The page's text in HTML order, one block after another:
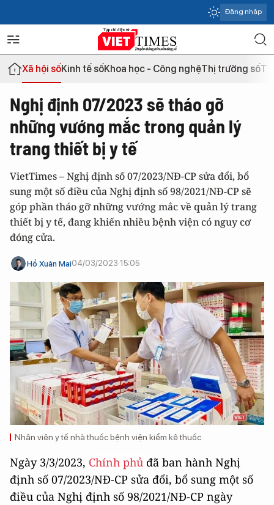
Đăng nhập
Xã hội sốKinh tế sốKhoa học - Công nghệThị trường số
Nghị định 07/2023 sẽ tháo gỡ
những vướng mắc trong quản lý
trang thiết bị y tế
VietTimes – Nghị định số 07/2023/NĐ-CP sửa đổi, bổ
sung một số điều của Nghị định số 98/2021/NĐ-CP sẽ
góp phần tháo gỡ những vướng mắc về quản lý trang
thiết bị y tế, đang khiến nhiều bệnh viện có nguy cơ
đóng cửa.
Hồ Xuân Mai04/03/2023 15:05
Nhân viên y tế nhà thuốc bệnh viện kiểm kê thuốc
Ngày 3/3/2023, Chính phủ đã ban hành Nghị
định số 07/2023/NĐ-CP sửa đổi, bổ sung một số
điều của Nghị định số 98/2021/NĐ-CP ngày